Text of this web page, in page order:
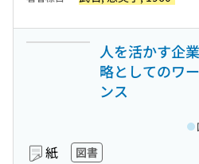
人を活かす企
略としてのワ
ンス
紙 図書